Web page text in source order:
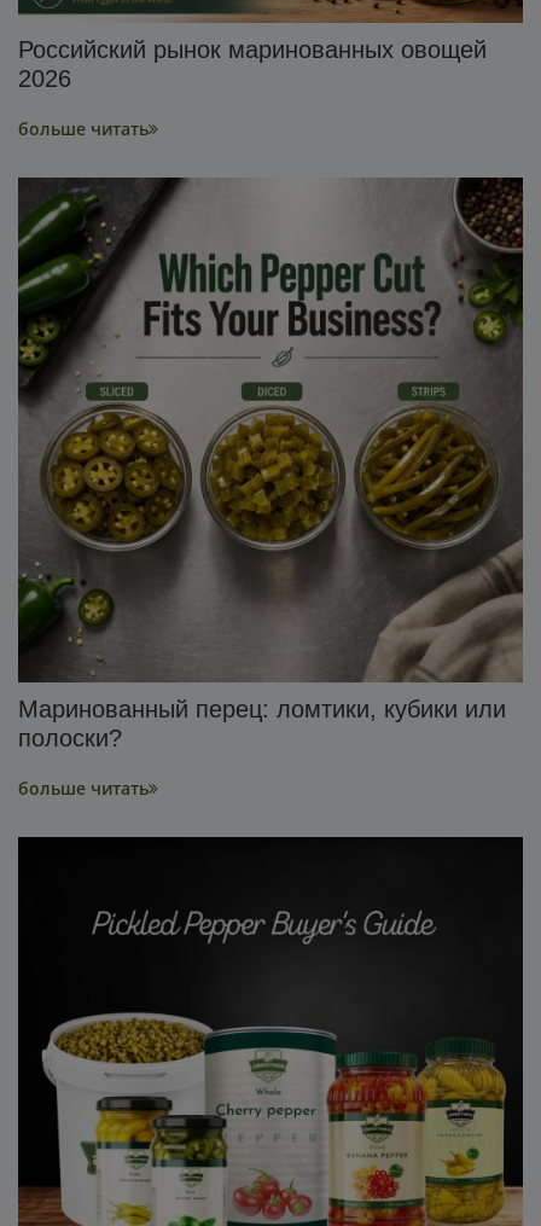
Российский рынок маринованных овощей
2026
больше читать
Маринованный перец: ломтики, кубики или
полоски?
больше читать